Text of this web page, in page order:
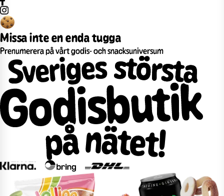
Missa inte en enda tugga
Prenumerera på vårt godis- och snacksuniversum